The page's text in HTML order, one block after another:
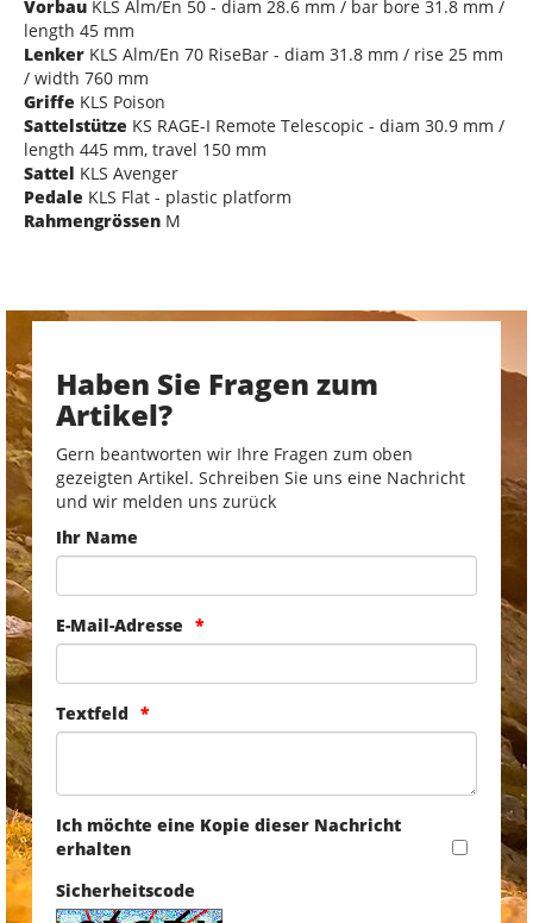
Vorbau KLS Alm/En 50 - diam 28.6 mm / bar bore 31.8 mm /
length 45 mm
Lenker KLS Alm/En 70 RiseBar - diam 31.8 mm / rise 25 mm
/ width 760 mm
Griffe KLS Poison
Sattelstütze KS RAGE-I Remote Telescopic - diam 30.9 mm /
length 445 mm, travel 150 mm
Sattel KLS Avenger
Pedale KLS Flat - plastic platform
Rahmengrössen M
Haben Sie Fragen zum
Artikel?
Gern beantworten wir Ihre Fragen zum oben
gezeigten Artikel. Schreiben Sie uns eine Nachricht
und wir melden uns zurück
Ihr Name
E-Mail-Adresse
Textfeld
Ich möchte eine Kopie dieser Nachricht
erhalten
Sicherheitscode